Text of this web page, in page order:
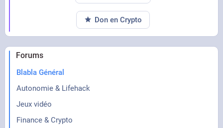
Forums
Blabla Général
Autonomie & Lifehack
Jeux vidéo
Finance & Crypto
Don en Crypto